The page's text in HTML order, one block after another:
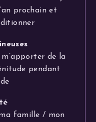
prochain et
de la
pendant
famille / mon